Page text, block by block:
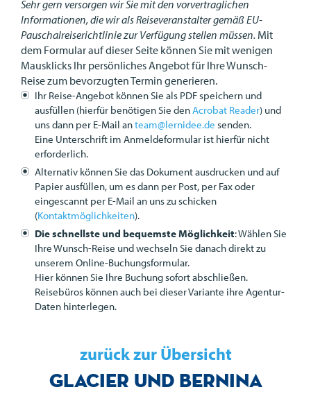
Sehr gern versorgen wir Sie mit den vorvertraglichen
Informationen, die wir als Reiseveranstalter gemäß EU-
Pauschalreiserichtlinie zur Verfügung stellen müssen. Mit
dem Formular auf dieser Seite können Sie mit wenigen
Mausklicks Ihr persönliches Angebot für Ihre Wunsch-
Reise zum bevorzugten Termin generieren.
Ihr Reise-Angebot können Sie als PDFspeichern und
ausfüllen (hierfür benötigen Sie denAcrobat Reader) und
uns dann per E-Mail anteam@lernidee.de senden.
Eine Unterschrift im Anmeldeformular ist hierfür nicht
erforderlich.
Alternativ können Sie das Dokument ausdrucken und auf
Papier ausfüllen, um es dann per Post, per Fax oder
eingescannt per E-Mail an uns zu schicken
(Kontaktmöglichkeiten).
Die schnellste und bequemste Möglichkeit: Wählen Sie
Ihre Wunsch-Reise und wechseln Sie danach direkt zu
unserem Online-Buchungsformular.
Hier können Sie Ihre Buchung sofort abschließen.
Reisebüros können auch bei dieser Variante ihre Agentur-
Daten hinterlegen.
zurück zur Übersicht
Glacier und Bernina